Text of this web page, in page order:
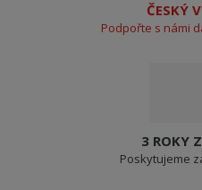
ČESKÝ
Podpořte s námi
3 ROKY
Poskytujeme